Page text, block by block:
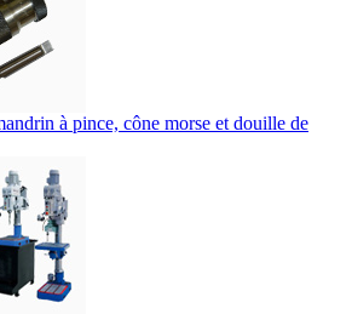
à pince, cône morse et douille de